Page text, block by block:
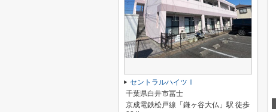
セントラルハイツⅠ
千葉県白井市冨士
京成電鉄松戸線「鎌ヶ谷大仏」駅 徒歩